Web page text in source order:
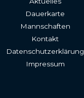
Dauerkarte
Mannschaften
Kontakt
Datenschutzerklärung
Impressum